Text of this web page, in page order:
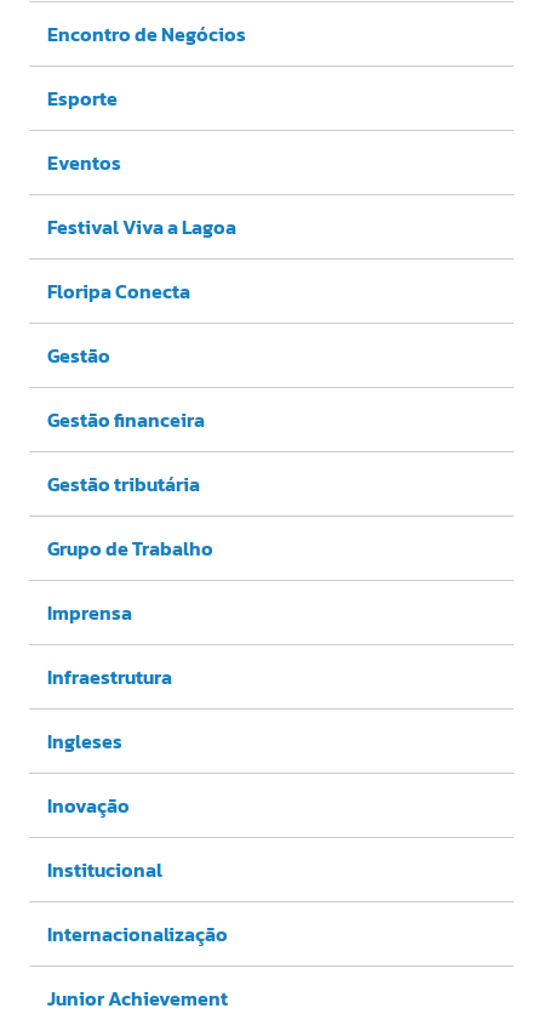
Encontro de Negócios
Esporte
Eventos
Festival Viva a Lagoa
Floripa Conecta
Gestão
Gestão financeira
Gestão tributária
Grupo de Trabalho
Imprensa
Infraestrutura
Ingleses
Inovação
Institucional
Internacionalização
Junior Achievement